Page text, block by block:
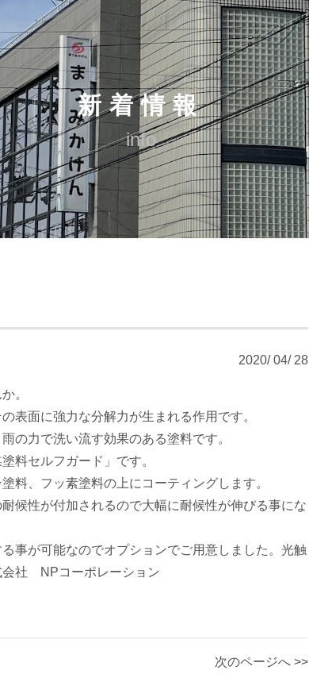
新着情報
info
2020/ 04/ 28
。
表面に強力な分解力が生まれる作用です。
の力で洗い流す効果のある塗料です。
料セルフガード」です。
料、フッ素塗料の上にコーティングします。
候性が付加されるので大幅に耐候性が伸びる事にな
事が可能なのでオプションでご用意しました。光触
社 NPコーポレーション
次のページへ >>